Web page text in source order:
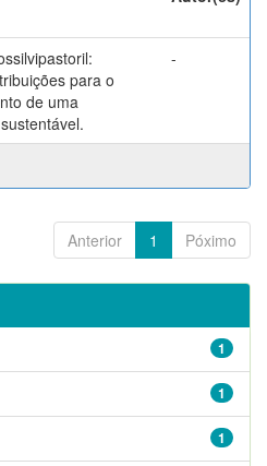
para o
de uma
-
Anterior 1 Póximo
1
1
1